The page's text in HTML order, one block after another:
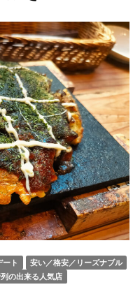
ート
安い／格安／リーズナブル
の出来る人気店